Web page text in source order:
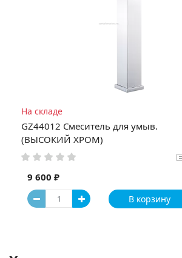
На складе
GZ44012 Смеситель для умыв.
(ВЫСОКИЙ ХРОМ)
9 600 ₽
В корзину